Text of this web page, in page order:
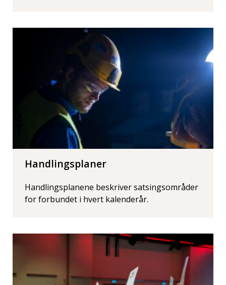
Handlingsplaner
Handlingsplanene beskriver satsingsområder
for forbundet i hvert kalenderår.